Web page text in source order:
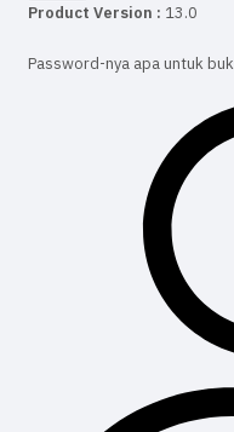
Product Version : 13.0
Password-nya apa untuk